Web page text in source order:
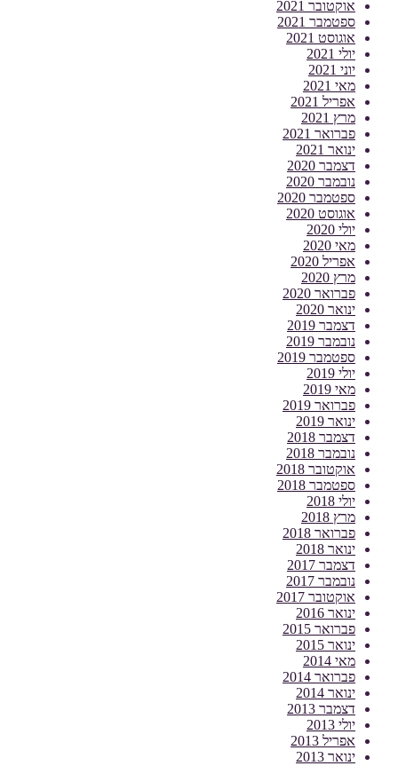
אוקטובר 2021
ספטמבר 2021
אוגוסט 2021
יולי 2021
יוני 2021
מאי 2021
אפריל 2021
מרץ 2021
פברואר 2021
ינואר 2021
דצמבר 2020
נובמבר 2020
ספטמבר 2020
אוגוסט 2020
יולי 2020
מאי 2020
אפריל 2020
מרץ 2020
פברואר 2020
ינואר 2020
דצמבר 2019
נובמבר 2019
ספטמבר 2019
יולי 2019
מאי 2019
פברואר 2019
ינואר 2019
דצמבר 2018
נובמבר 2018
אוקטובר 2018
ספטמבר 2018
יולי 2018
מרץ 2018
פברואר 2018
ינואר 2018
דצמבר 2017
נובמבר 2017
אוקטובר 2017
ינואר 2016
פברואר 2015
ינואר 2015
מאי 2014
פברואר 2014
ינואר 2014
דצמבר 2013
יולי 2013
אפריל 2013
ינואר 2013